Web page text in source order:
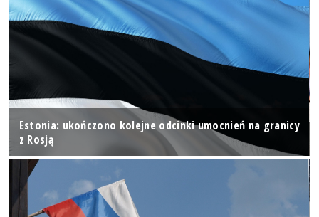
Estonia: ukończono kolejne odcinki umocnień na granicy
z Rosją